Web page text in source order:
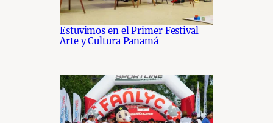
Estuvimos en el Primer Festival
Arte y Cultura Panamá